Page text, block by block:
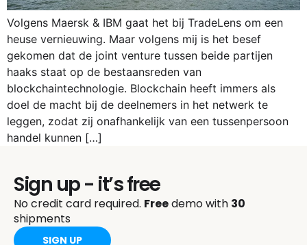
Volgens Maersk & IBM gaat het bij TradeLens om een
heuse vernieuwing. Maar volgens mij is het besef
gekomen dat de joint venture tussen beide partijen
haaks staat op de bestaansreden van
blockchaintechnologie. Blockchain heeft immers als
doel de macht bij de deelnemers in het netwerk te
leggen, zodat zij onafhankelijk van een tussenpersoon
handel kunnen […]
Sign up - it’s free
No credit card required. Freedemo with 30
shipments
SIGN UP